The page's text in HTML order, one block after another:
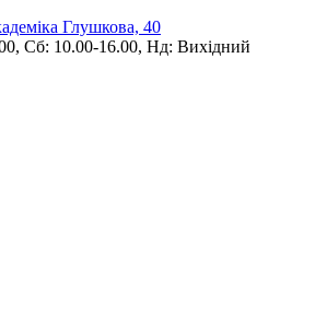
Глушкова, 40
Cб: 10.00-16.00, Нд: Вихідний